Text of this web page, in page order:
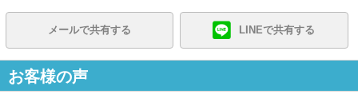
メールで共有する LINEで共有する
お客様の声